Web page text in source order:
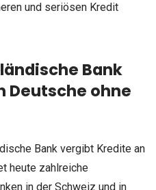
und seriösen Kredit
Bank
Deutsche ohne
Bank vergibt Kredite an
heute zahlreiche
in der Schweiz und in